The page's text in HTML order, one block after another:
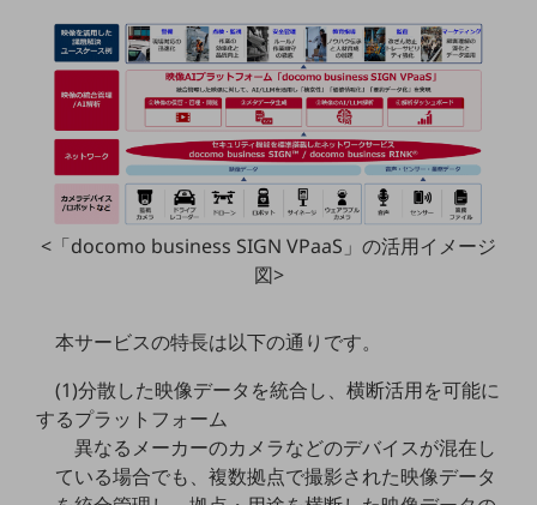
一次産業
医療・介護
モビリティ
製造・建設業
モバイルTOP
おすすめの機種、料金やサービスをご紹介
製品
ビジネス向けスマートフォン
<「docomo business SIGN VPaaS」の活用イメージ
図>
本サービスの特長は以下の通りです。
(1)分散した映像データを統合し、横断活用を可能に
するプラットフォーム
異なるメーカーのカメラなどのデバイスが混在し
ている場合でも、複数拠点で撮影された映像データ